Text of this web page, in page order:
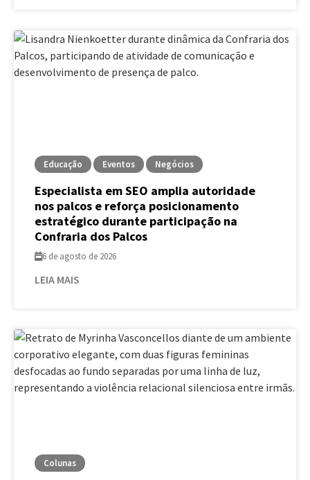
Educação Eventos Negócios
Especialista em SEO amplia autoridade
nos palcos e reforça posicionamento
estratégico durante participação na
Confraria dos Palcos
6 de agosto de 2026
LEIA MAIS
Colunas